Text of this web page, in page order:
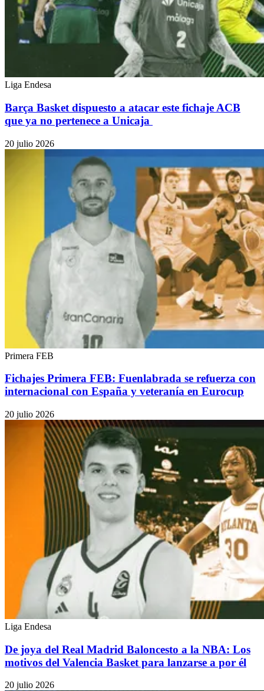
Liga Endesa
Barça Basket dispuesto a atacar este fichaje ACB
que ya no pertenece a Unicaja
20 julio 2026
Primera FEB
Fichajes Primera FEB: Fuenlabrada se refuerza con
internacional con España y veteranía en Eurocup
20 julio 2026
Liga Endesa
De joya del Real Madrid Baloncesto a la NBA: Los
motivos del Valencia Basket para lanzarse a por él
20 julio 2026